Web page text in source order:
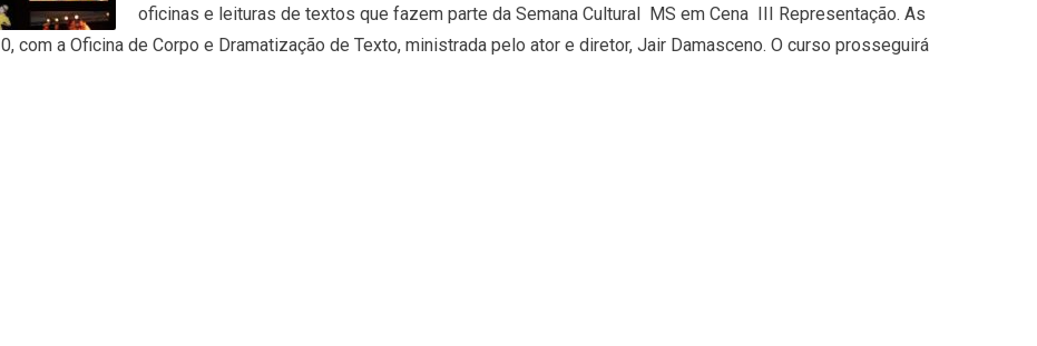
oficinas e leituras de textos que fazem parte da Semana Cultural  MS em Cena  III Representação. As
a Oficina de Corpo e Dramatização de Texto, ministrada pelo ator e diretor, Jair Damasceno. O curso prosseguirá